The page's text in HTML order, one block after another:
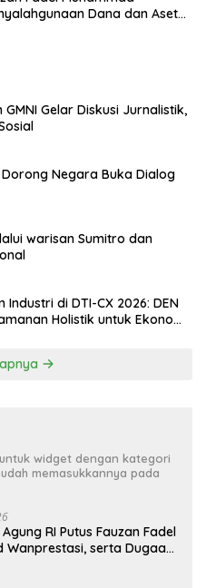
Dana dan Aset
Gelar Diskusi Jurnalistik,
Negara Buka Dialog
warisan Sumitro dan
di DTI-CX 2026: DEN
Holistik untuk Ekonomi
widget dengan kategori
memasukkannya pada
RI Putus Fauzan Fadel
Wanprestasi, serta Dugaan